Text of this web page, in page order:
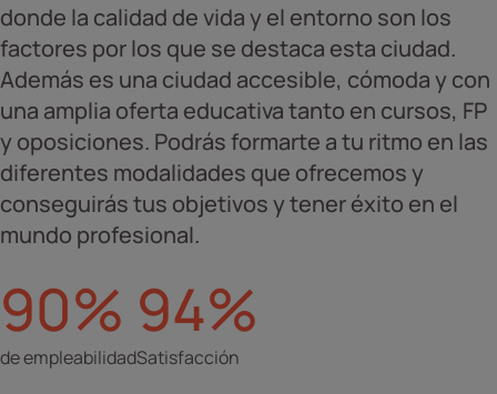
donde la calidad de vida y el entorno son los
factores por los que se destaca esta ciudad.
Además es una ciudad accesible, cómoda y con
una amplia oferta educativa tanto en cursos, FP
y oposiciones. Podrás formarte a tu ritmo en las
diferentes modalidades que ofrecemos y
conseguirás tus objetivos y tener éxito en el
mundo profesional.
90%
de empleabilidad
94%
Satisfacción